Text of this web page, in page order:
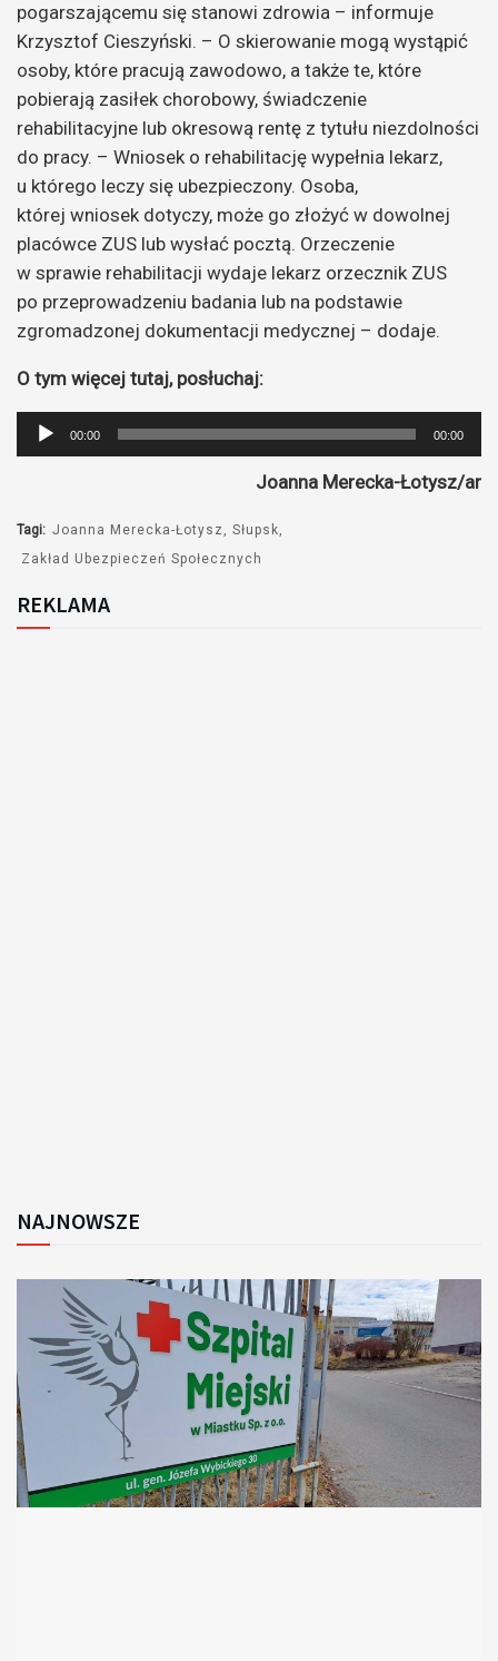
pogarszającemu się stanowi zdrowia – informuje
Krzysztof Cieszyński. – O skierowanie mogą wystąpić
osoby, które pracują zawodowo, a także te, które
pobierają zasiłek chorobowy, świadczenie
rehabilitacyjne lub okresową rentę z tytułu niezdolności
do pracy. – Wniosek o rehabilitację wypełnia lekarz,
u którego leczy się ubezpieczony. Osoba,
której wniosek dotyczy, może go złożyć w dowolnej
placówce ZUS lub wysłać pocztą. Orzeczenie
w sprawie rehabilitacji wydaje lekarz orzecznik ZUS
po przeprowadzeniu badania lub na podstawie
zgromadzonej dokumentacji medycznej – dodaje.
O tym więcej tutaj, posłuchaj:
Odtwarzacz
plików
00:00 00:00
Joanna Merecka-Łotysz/ar
Tagi: Joanna Merecka-Łotysz
Słupsk
Zakład Ubezpieczeń Społecznych
REKLAMA
NAJNOWSZE